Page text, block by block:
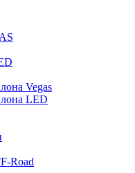
Vegas
LED
Road